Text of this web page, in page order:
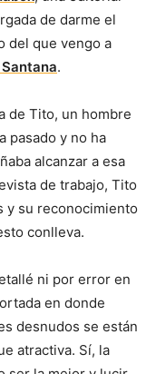
de darme el
del que vengo a
.
de Tito, un hombre
pasado y no ha
alcanzar a esa
de trabajo, Tito
y su reconocimiento
conlleva.
ni por error en
en donde
desnudos se están
atractiva. Sí, la